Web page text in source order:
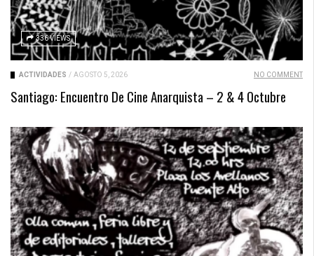
336 VIEWS
ACTIVIDADES / AGOSTO 5, 2026 NO COMMENT
Santiago: Encuentro De Cine Anarquista – 2 & 4 Octubre